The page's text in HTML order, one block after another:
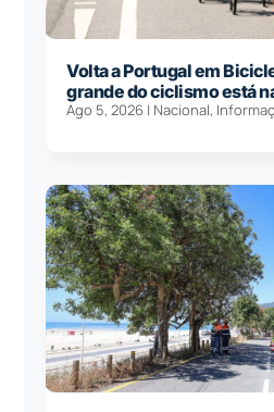
Volta a Portugal em
grande do ciclismo está
Ago 5, 2026 | Nacional,